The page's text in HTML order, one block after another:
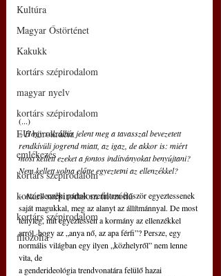
Kultúra
Magyar Őstörténet
Kakukk
kortárs szépirodalom
magyar nyelv
kortárs szépirodalom
EU bürokrácia
emlékezés
kortárs szépirodalom
kortárs szépirodalom filozófia
kortárs szépirodalom
filozófia
(...)
– Hogy sok álhír jelent meg a tavasszal bevezetett
rendkívüli jogrend miatt, az igaz, de akkor is: miért
most kellett ezeket a fontos indítványokat benyújtani?
Nem kellett volna előtte egyeztetni az ellenzékkel?
– Az ellenzéki pártok szerintem először egyeztessenek
saját magukkal, meg az alanyt az állítmánnyal. De most
tényleg, mit egyeztessen a kormány az ellenzékkel
arról, hogy az „anya nő, az apa férfi”? Persze, egy
normális világban egy ilyen „közhelyről” nem lenne
vita, de
a genderideológia trendvonatára felülő hazai